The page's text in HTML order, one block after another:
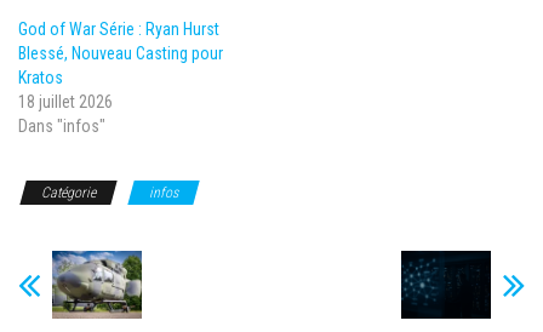
God of War Série : Ryan Hurst
Blessé, Nouveau Casting pour
Kratos
18 juillet 2026
Dans "infos"
Catégorie infos